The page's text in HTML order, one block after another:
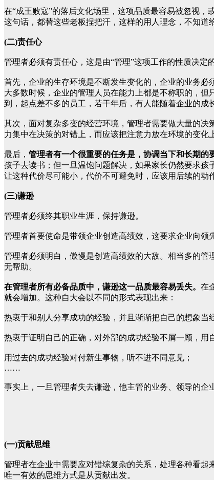
在“成王败寇”的落后文化场里，这项品质最容易被忽视，
这句话，都替这些老板捏把汗，这样的用人理念，不知道
(二)责任心
管理者必须有责任心，这是由“管理”这项工作的性质决定的
首先，企业的生存环境是不断发生变化的，企业的业务
大多数时候，企业的管理人员在能力上都是不称职的，
到，起点差不多的员工，若干年后，有人能随着企业的成
其次，面对复杂多变的经营环境，管理者需要做大量的
力集中在决策的对错上，而应该把注意力放在环境的变化
最后， 管理者有一个很重要的任务是，协调当下和长期的
孩子去读书；但一旦温饱问题解决，如果家长仍然要求
让这种代价尽可能小，代价不可避免时，应该用后续的动
(三)谦逊
管理者必须终其职业生涯，保持谦逊。
管理者首要使命是带领企业创造高绩效，这要求企业向领
管理者必须明白，傲慢是创造高绩效的大敌。相当多的
无帮助。
在管理者所有必备品质中，谦逊这一品质最容易丢失。 在
就会增加。这种自大会以不同的形式表现出来：
热衷于和别人分享成功的经验，并且渐渐把自己的想象当
热衷于证明自己的正确，对外部的成功经验不屑一顾，用
用过去的成功经验对付新生事物，听不进不同意见；
……
事实上，一旦管理者失去谦逊，他主管的业务、领导的企
(一)贡献思维
管理者在企业中需要应对错综复杂的关系，处理各种看
唯一有效的思维方式是从贡献出发。